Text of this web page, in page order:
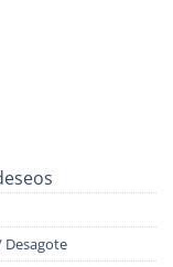
Desagote